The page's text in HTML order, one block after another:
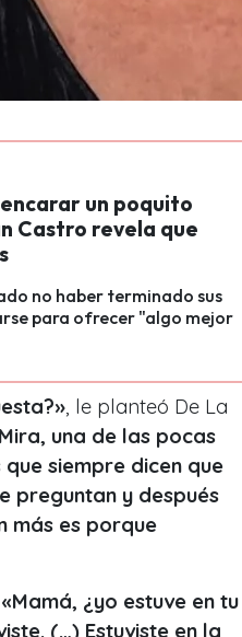
un poquito
Castro revela que
no haber terminado sus
para ofrecer "algo mejor
, le planteó De La
una de las pocas
siempre dicen que
preguntan y después
más es porque
¿yo estuve en tu
(…) Estuviste en la